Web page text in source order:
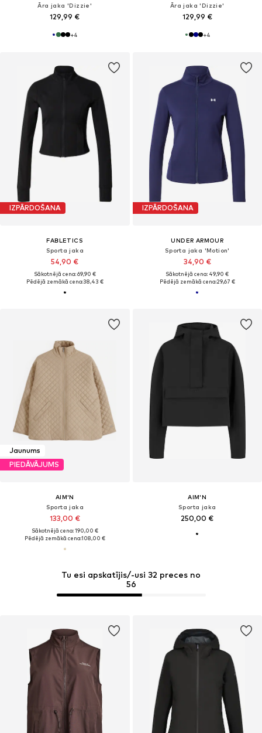
Āra jaka 'Dizzie'
129,99 €
+4
Āra jaka 'Dizzie'
129,99 €
+4
IZPĀRDOŠANA
FABLETICS
Sporta jaka
54,90 €
Sākotnējā cena: 69,90 €
Pēdējā zemākā cena:38,43 €
IZPĀRDOŠANA
UNDER ARMOUR
Sporta jaka 'Motion'
34,90 €
Sākotnējā cena: 49,90 €
Pēdējā zemākā cena:29,67 €
Jaunums
PIEDĀVĀJUMS
AIM'N
Sporta jaka
133,00 €
Sākotnējā cena: 190,00 €
Pēdējā zemākā cena:108,00 €
AIM'N
Sporta jaka
250,00 €
Tu esi apskatījis/-usi 32 preces no
56